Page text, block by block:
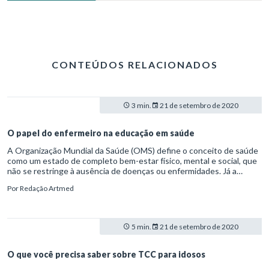
CONTEÚDOS RELACIONADOS
3 min. 21 de setembro de 2020
O papel do enfermeiro na educação em saúde
A Organização Mundial da Saúde (OMS) define o conceito de saúde
como um estado de completo bem-estar físico, mental e social, que
não se restringe à ausência de doenças ou enfermidades. Já a
desenvolvem na convivência humana e nas organizações sociais,
Federal de Enfermagem (COFEN), é exatamente combinar essas
duas atribuições. O profissional de enfermagem é o responsável
equipe multidisciplinar, ele é o profissional de saúde mais próximo do
PorRedação Artmed
5 min. 21 de setembro de 2020
O que você precisa saber sobre TCC para idosos